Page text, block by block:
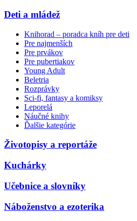
Deti a mládež
Knihorad – poradca kníh pre deti
Pre najmenších
Pre prvákov
Pre pubertiakov
Young Adult
Beletria
Rozprávky
Sci-fi, fantasy a komiksy
Leporelá
Náučné knihy
Ďalšie kategórie
Životopisy a reportáže
Kuchárky
Učebnice a slovníky
Náboženstvo a ezoterika